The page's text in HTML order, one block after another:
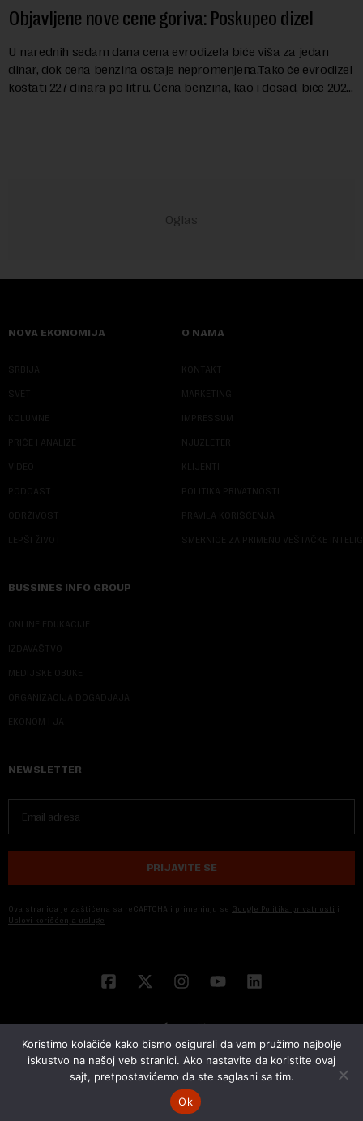
Objavljene nove cene goriva: Poskupeo dizel
U narednih sedam dana cena evrodizela biće viša za jedan
dinar, dok cena benzina ostaje nepromenjena.Tako će evrodizel
koštati 227 dinara po litru. Cena benzina, kao i dosad, biće 202
NOVA EKONOMIJA
SRBIJA
SVET
KOLUMNE
PRIČE I ANALIZE
VIDEO
PODCAST
ODRŽIVOST
LEPŠI ŽIVOT
O NAMA
KONTAKT
MARKETING
IMPRESSUM
NJUZLETER
KLIJENTI
POLITIKA PRIVATNOSTI
PRAVILA KORIŠĆENJA
SMERNICE ZA PRIMENU VEŠTAČKE
BUSSINES INFO GROUP
ONLINE EDUKACIJE
IZDAVAŠTVO
MEDIJSKE OBUKE
ORGANIZACIJA DOGADJAJA
EKONOM I JA
NEWSLETTER
PRIJAVITE SE
Ova stranica je zaštićena sa reCAPTCHA i primenjuju se Google Politika privatnosti i
Uslovi korišćenja usluge
© 2026 NOVA EKONOMIJA | SVA PRAVA ZADŽANA | DEVELOPED BY
Koristimo kolačiće kako bismo osigurali da vam pružimo najbolje
iskustvo na našoj veb stranici. Ako nastavite da koristite ovaj
sajt, pretpostavićemo da ste saglasni sa tim.
Ok